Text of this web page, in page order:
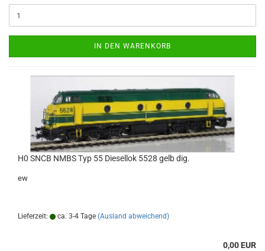
IN DEN WARENKORB
H0 SNCB NMBS Typ 55 Diesellok 5528 gelb dig.
ew
Lieferzeit: ca. 3-4 Tage (Ausland abweichend)
0,00 EUR